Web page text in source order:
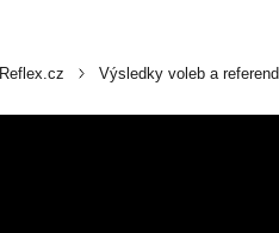
Reflex.cz Výsledky voleb a referend